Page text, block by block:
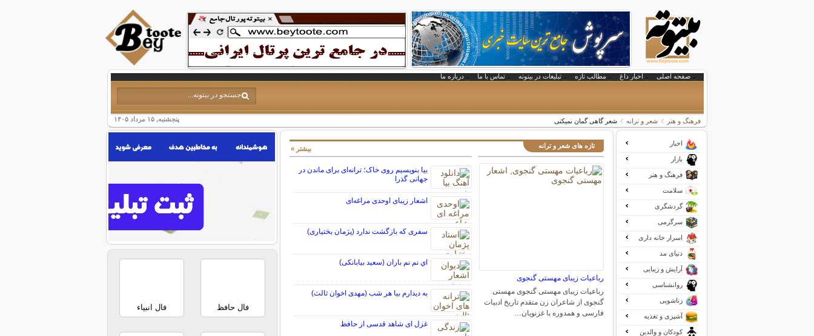
صفحه اصلی اخبار داغ مطالب تازه تبلیغات در بیتوته تماس با ما درباره ما
پنجشنبه, ۱۵ مرداد ۱۴۰۵ فرهنگ و هنر شعر و ترانه شعر گاهی گمان نمیکنی
تازه های شعر و ترانه
رباعیات زیبای مهستی گنجوی
رباعیات زیبای مهستی گنجوی مهستی
گنجوی از شاعران زن متقدم تاریخ ادبیات
فارسی و همدوره با غزنویان…
بیا بنویسیم روی خاک؛ ترانه‌ای برای ماندن در
جهانی گذرا
اشعار زیبای اوحدی مراغه‌ای
سفری که بازگشت ندارد (پژمان بختیاری)
اي نم نم باران (سعید بیابانکی)
به دیدارم بیا هر شب (مهدی اخوان ثالث)
غزل ای شاهد قدسی از حافظ
بیشتر »
اخبار
بازار
فرهنگ و هنر
سلامت
گردشگری
سرگرمی
اسرار خانه داری
دنیای مد
آرایش و زیبایی
روانشناسی
زناشویی
آشپزی و تغذیه
کودکان و والدین
فال حافظ فال انبیاء